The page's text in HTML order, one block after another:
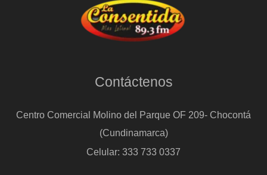
Contáctenos
Centro Comercial Molino del Parque OF 209- Chocontá
(Cundinamarca)
Celular: 333 733 0337